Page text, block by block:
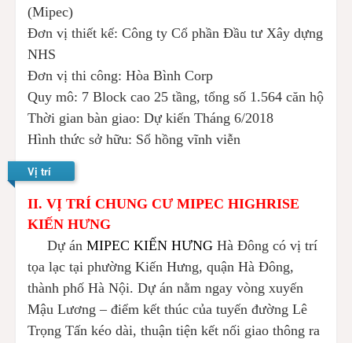
(Mipec)
Đơn vị thiết kế: Công ty Cổ phần Đầu tư Xây dựng
NHS
Đơn vị thi công: Hòa Bình Corp
Quy mô: 7 Block cao 25 tầng, tổng số 1.564 căn hộ
Thời gian bàn giao: Dự kiến Tháng 6/2018
Hình thức sở hữu: Sổ hồng vĩnh viễn
Vị trí
II. VỊ TRÍ CHUNG CƯ MIPEC HIGHRISE
KIẾN HƯNG
Dự ánMIPEC KIẾN HƯNG Hà Đông có vị trí
tọa lạc tại phường Kiến Hưng, quận Hà Đông,
thành phố Hà Nội. Dự án nằm ngay vòng xuyến
Mậu Lương – điểm kết thúc của tuyến đường Lê
Trọng Tấn kéo dài, thuận tiện kết nối giao thông ra